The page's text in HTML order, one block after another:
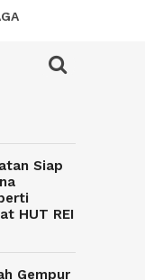
Siap
HUT REI
Gempur